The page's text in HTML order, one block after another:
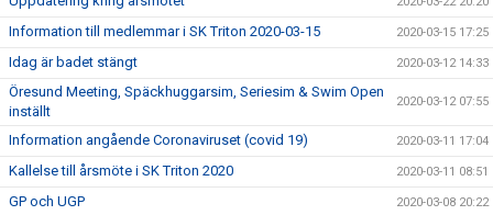
Information till medlemmar i SK Triton 2020-03-15 2020-03-15 17:25
Idag är badet stängt 2020-03-12 14:33
Öresund Meeting, Späckhuggarsim, Seriesim & Swim Open
inställt
2020-03-12 07:55
Information angående Coronaviruset (covid 19) 2020-03-11 17:04
Kallelse till årsmöte i SK Triton 2020 2020-03-11 08:51
GP och UGP 2020-03-08 20:22